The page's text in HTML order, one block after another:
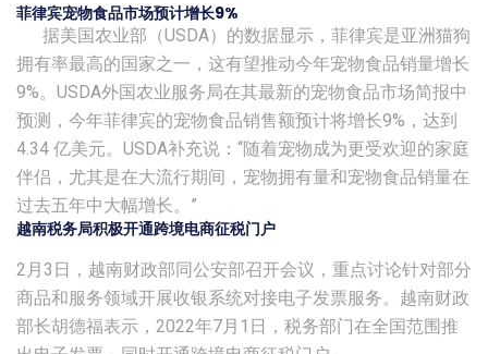
菲律宾宠物食品市场预计增长9%
据美国农业部（USDA）的数据显示，菲律宾是亚洲猫狗
拥有率最高的国家之一，这有望推动今年宠物食品销量增长
9%。USDA外国农业服务局在其最新的宠物食品市场简报中
预测，今年菲律宾的宠物食品销售额预计将增长9%，达到
4.34 亿美元。USDA补充说：“随着宠物成为更受欢迎的家庭
伴侣，尤其是在大流行期间，宠物拥有量和宠物食品销量在
过去五年中大幅增长。”
越南税务局积极开通跨境电商征税门户
2月3日，越南财政部同公安部召开会议，重点讨论针对部分
商品和服务领域开展收银系统对接电子发票服务。越南财政
部长胡德福表示，2022年7月1日，税务部门在全国范围推